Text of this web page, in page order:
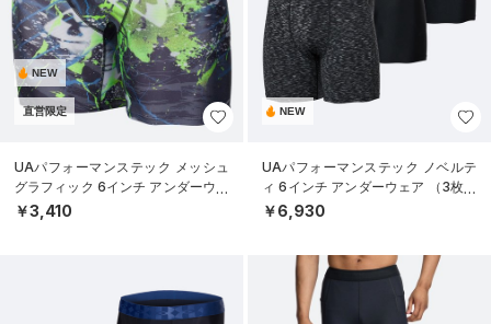
NEW
直営限定
UAパフォーマンステック メッシュ
グラフィック 6インチ アンダーウェ
ア（トレーニング/MEN）
￥3,410
NEW
UAパフォーマンステック ノベルテ
ィ 6インチ アンダーウェア （3枚セ
ット）（トレーニング/MEN）
￥6,930